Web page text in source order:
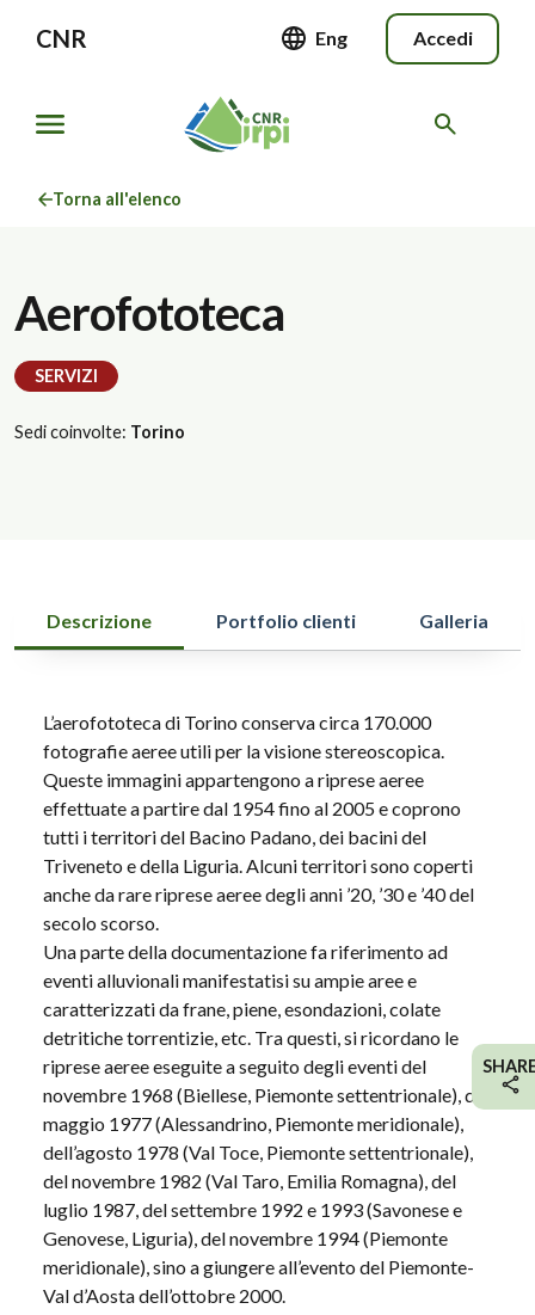
CNR Eng Accedi
Torna all'elenco
Aerofototeca
SERVIZI
Sedi coinvolte: Torino
Descrizione Portfolio clienti Galleria
L’aerofototeca di Torino conserva circa 170.000
fotografie aeree utili per la visione stereoscopica.
Queste immagini appartengono a riprese aeree
effettuate a partire dal 1954 fino al 2005 e coprono
tutti i territori del Bacino Padano, dei bacini del
Triveneto e della Liguria. Alcuni territori sono coperti
anche da rare riprese aeree degli anni ’20, ’30 e ’40 del
secolo scorso.
Una parte della documentazione fa riferimento ad
eventi alluvionali manifestatisi su ampie aree e
caratterizzati da frane, piene, esondazioni, colate
detritiche torrentizie, etc. Tra questi, si ricordano le
riprese aeree eseguite a seguito degli eventi del
novembre 1968 (Biellese, Piemonte settentrionale), del
maggio 1977 (Alessandrino, Piemonte meridionale),
dell’agosto 1978 (Val Toce, Piemonte settentrionale),
del novembre 1982 (Val Taro, Emilia Romagna), del
luglio 1987, del settembre 1992 e 1993 (Savonese e
Genovese, Liguria), del novembre 1994 (Piemonte
meridionale), sino a giungere all’evento del Piemonte-
Val d’Aosta dell’ottobre 2000.